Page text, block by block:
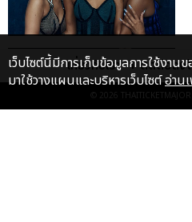
เ
เกี่ยวกับเรา ติดต่อลง
© 2026 THAITICKETMAJOR
เว็บไซต์นี้มีการเก็บข้อมูลการใช้งา
มาใช้วางแผนและบริหารเว็บไซต์อ่าน